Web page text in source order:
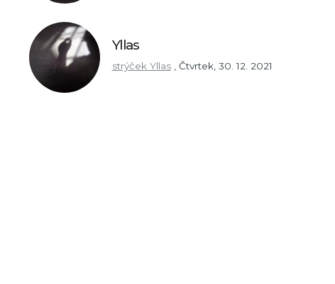
Yllas
strýček Yllas Čtvrtek, 30. 12. 2021